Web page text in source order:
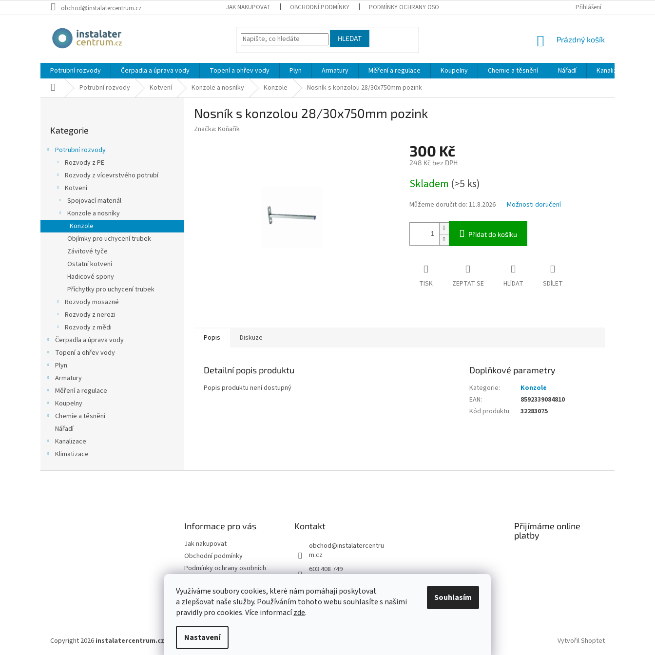
Využíváme soubory cookies, které nám pomáhají poskytovat
a zlepšovat naše služby. Používáním tohoto webu souhlasíte s našimi
pravidly pro cookies. Více informacízde.
Nastavení
Souhlasím
na
obchod@instalatercentrum.cz JAK NAKUPOVAT OBCHODNÍ PODMÍNKY PODMÍNKY OCHRANY OSOBNÍCH ÚDAJŮ MOJE OBJEDNÁVKA
Přihlášení
HLEDAT
NÁKUPNÍ
Prázdný košík
Potrubní rozvody Čerpadla a úprava vody Topení a ohřev vody Plyn Armatury Měření a regulace Koupelny Chemie a těsnění Nářadí Kanalizace
Domů Potrubní rozvody Kotvení Konzole a nosníky Konzole Nosník s konzolou 28/30x750mm pozink
n
e
kategorie
Kategorie
Potrubní rozvody
Rozvody z PE
Rozvody z vícevrstvého potrubí
Kotvení
Spojovací materiál
Konzole a nosníky
Konzole
Objímky pro uchycení trubek
Závitové tyče
Ostatní kotvení
Hadicové spony
Příchytky pro uchycení trubek
Rozvody mosazné
Rozvody z nerezi
Rozvody z mědi
Čerpadla a úprava vody
Topení a ohřev vody
Plyn
Armatury
Měření a regulace
Koupelny
Chemie a těsnění
Nářadí
Kanalizace
Klimatizace
Nosník s konzolou 28/30x750mm pozink
Značka: Koňařík
300 Kč
248 Kč bez DPH
cena:
Skladem (>5 ks)
Můžeme doručit do: 11.8.2026 Možnosti doručení
Přidat do košíku
TISK ZEPTAT SE HLÍDAT SDÍLET
Popis Diskuze
Detailní popis produktu
Popis produktu není dostupný
Doplňkové parametry
Kategorie:
Konzole
EAN:
8592339084810
Kód produktu: 32283075
Informace pro vás
Jak nakupovat
Obchodní podmínky
Podmínky ochrany osobních
Odstoupení od smlouvy
Moje objednávka
Kontakt
obchod@instalatercentru
m.cz
603 408 749
Přijímáme online
platby
Vytvořil Shoptet
Copyright 2026 instalatercentrum.cz . Všechna práva vyhrazena.